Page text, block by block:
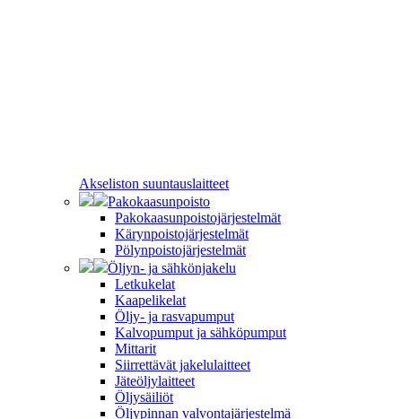
Akseliston suuntauslaitteet
Pakokaasunpoisto
Pakokaasunpoistojärjestelmät
Kärynpoistojärjestelmät
Pölynpoistojärjestelmät
Öljyn- ja sähkönjakelu
Letkukelat
Kaapelikelat
Öljy- ja rasvapumput
Kalvopumput ja sähköpumput
Mittarit
Siirrettävät jakelulaitteet
Jäteöljylaitteet
Öljysäiliöt
Öljypinnan valvontajärjestelmä